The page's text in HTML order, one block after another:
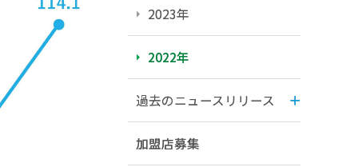
2023年
2022年
過去のニュースリリース
加盟店募集